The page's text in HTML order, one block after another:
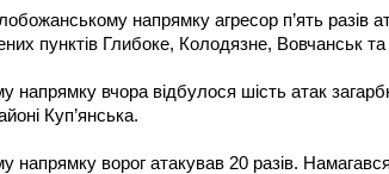
напрямку агресор п’ять разів
пунктів Глибоке, Колодязне, Вовчанськ та
напрямку вчора відбулося шість атак
Куп’янська.
напрямку ворог атакував 20 разів.